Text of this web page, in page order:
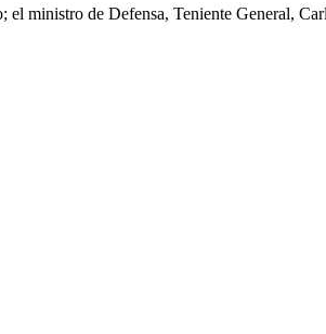
el ministro de Defensa, Teniente General,